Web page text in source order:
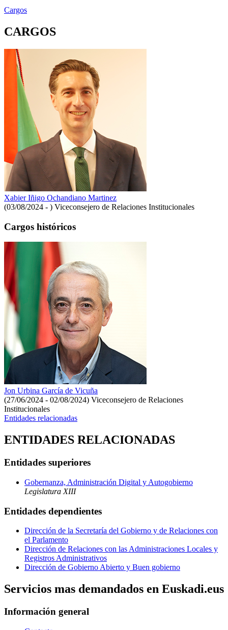
Cargos
CARGOS
Xabier Iñigo Ochandiano Martinez
(03/08/2024 - ) Viceconsejero de Relaciones Institucionales
Cargos históricos
Jon Urbina García de Vicuña
(27/06/2024 - 02/08/2024) Viceconsejero de Relaciones
Institucionales
Entidades relacionadas
ENTIDADES RELACIONADAS
Entidades superiores
Gobernanza, Administración Digital y Autogobierno
Legislatura XIII
Entidades dependientes
Dirección de la Secretaría del Gobierno y de Relaciones con
el Parlamento
Dirección de Relaciones con las Administraciones Locales y
Registros Administrativos
Dirección de Gobierno Abierto y Buen gobierno
Servicios mas demandados en Euskadi.eus
Información general